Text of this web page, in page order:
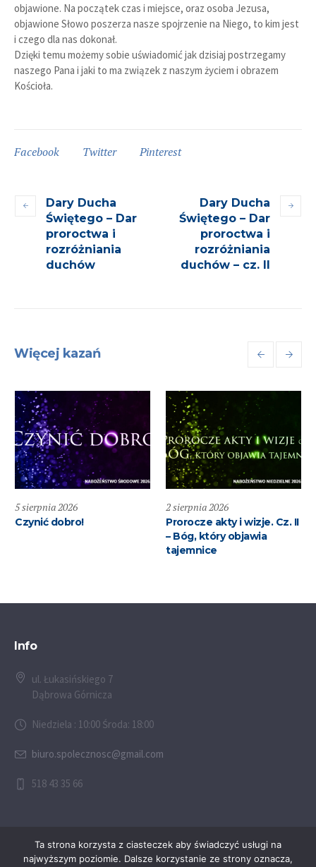
objawione. Na początek czas i miejsce, oraz osoba Jezusa,
objawione Słowo poszerza nasze spojrzenie na Niego, to kim jest
i czego dla nas dokonał.
Dzięki temu możemy sobie uświadomić jak dzisiaj postrzegamy
naszego Pana i jaki to ma związek z naszym życiem i obrazem
Kościoła.
Facebook Twitter Pinterest
Dary Ducha
Świętego – Dar
proroctwa i
rozróżniania
duchów
Dary Ducha
Świętego – Dar
proroctwa i
rozróżniania
duchów – cz. II
Więcej kazań
5 sierpnia 2026
Czynić dobro!
2 sierpnia 2026
Prorocze akty i wizje. Cz. II
– Bóg, który objawia
tajemnice
Info
ul. Łukasińskiego 7
Dąbrowa Górnicza
Niedziela : 10:00 Środa: 18:00
biuro.spolecznosc@gmail.com
518 43 35 66
Ta strona korzysta z ciasteczek aby świadczyć usługi na
najwyższym poziomie. Dalsze korzystanie ze strony oznacza,